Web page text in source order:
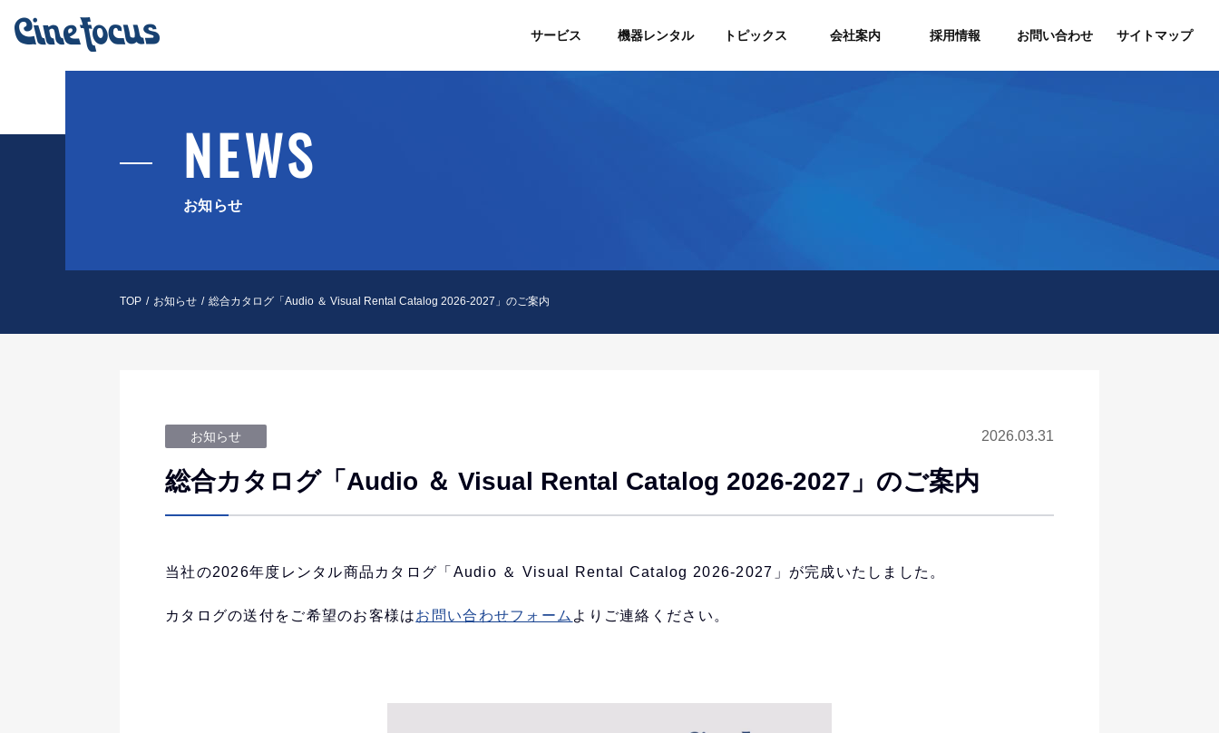
サービス 機器レンタル トピックス 会社案内 採用情報 お問い合わせ サイトマップ
NEWS
お知らせ
TOP お知らせ 総合カタログ「Audio ＆ Visual Rental Catalog 2026-2027」のご案内
お知らせ 2026.03.31
総合カタログ「Audio ＆ Visual Rental Catalog 2026-2027」のご案内
当社の2026年度レンタル商品カタログ「Audio ＆ Visual Rental Catalog 2026-2027」が完成いたしました。
カタログの送付をご希望のお客様はお問い合わせフォーム よりご連絡ください。